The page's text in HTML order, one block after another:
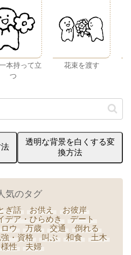
本持って立
つ
花束を渡す
透明な背景を白くする変
換方法
気のタグ
ぎ話 お供え
お彼岸
デア・ひらめき
デート
ウ 万歳 交通
倒れる
・資格 叫ぶ 和食
土木
性
夫婦